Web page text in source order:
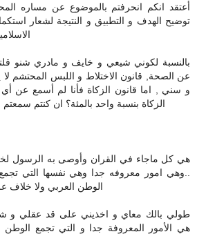
أعتقد انكم انحرفتم بالموضوع عن مساره
توضيح الهدف و التطبيق و النتيجة لشعار
بالنسبة لكوني شيعي و خايف و مادري شنو
عن الصحة, قانون الاختلاط و اللبس المحتشم
و سني , اما قانون الزكاة فأنا لم أسمع عن
الزكاة بنسبة واحد بالمئة؟ ان كنتم سمعتم
هي كل ماجاء في القران وأوصى به الرسول
..وهي امور معروفه جدا وهي نفسها التي
الوطن العربي ولا خلاف
طولي بالك معاي و اخذيني على قد عقلي و
هي الأمور المعروفة جدا و التي تجمع الوطن